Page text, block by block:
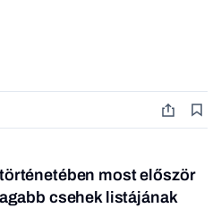
most először
csehek listájának